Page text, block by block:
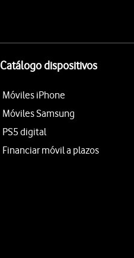
Catálogo dispositivos
Móviles iPhone
Móviles Samsung
PS5 digital
Financiar móvil a plazos